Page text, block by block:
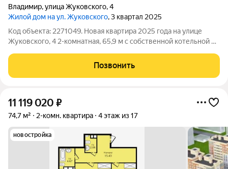
Владимир,улица Жуковского,4
Жилой дом на ул. Жуковского, 3 квартал 2025
Код объекта: 2271049. Новая квартира 2025 года на улице
Жуковского, 4 2-комнатная, 65,9 м с собственной котельной и
площать - 65,9 м Жилая площадь - 29,2 м Комнаты 15,8 м и 13,4
м Раздельный
Позвонить
11 119 020 ₽
74,7 м² 2-комн. квартира 4 этаж из 17
новостройка